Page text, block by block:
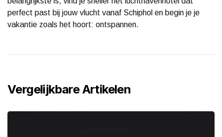
perfect past bij jouw vlucht vanaf Schiphol en begin je je
vakantie zoals het hoort: ontspannen.
Vergelijkbare Artikelen